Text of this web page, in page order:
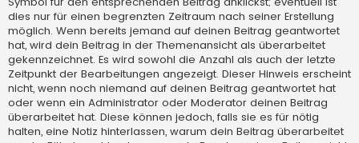
dies nur für einen begrenzten Zeitraum nach seiner Erstellung
möglich. Wenn bereits jemand auf deinen Beitrag geantwortet
hat, wird dein Beitrag in der Themenansicht als überarbeitet
gekennzeichnet. Es wird sowohl die Anzahl als auch der letzte
Zeitpunkt der Bearbeitungen angezeigt. Dieser Hinweis erscheint
nicht, wenn noch niemand auf deinen Beitrag geantwortet hat
oder wenn ein Administrator oder Moderator deinen Beitrag
überarbeitet hat. Diese können jedoch, falls sie es für nötig
halten, eine Notiz hinterlassen, warum dein Beitrag überarbeitet